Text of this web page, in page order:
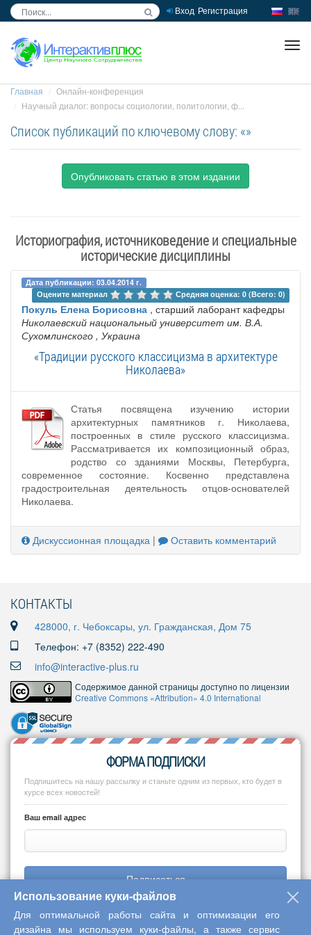
Вход Регистрация
Главная
Онлайн-конференция
Научный диалог: вопросы социологии, политологии, ф...
Список публикаций по ключевому слову: «»
Опубликовать статью в этом издании
Историография, источниковедение и специальные
исторические дисциплины
Дата публикации: 03.04.2014 г.
Оцените материал
Средняя оценка: 0 (Всего: 0)
Покуль Елена Борисовна , старший лаборант кафедры
Николаевский национальный университет им. В.А.
Сухомлинского , Украина
«Традиции русского классицизма в архитектуре
Николаева»
Статья посвящена изучению истории
архитектурных памятников г. Николаева,
построенных в стиле русского классицизма.
Рассматривается их композиционный образ,
родство со зданиями Москвы, Петербурга,
современное состояние. Косвенно представлена
градостроительная деятельность отцов-основателей
Николаева.
Дискуссионная площадка | Оставить комментарий
КОНТАКТЫ
428000, г. Чебоксары, ул. Гражданская, Дом 75
Телефон: +7 (8352) 222-490
info@interactive-plus.ru
Содержимое данной страницы доступно по лицензии
Creative Commons «Attribution» 4.0 International
ФОРМА ПОДПИСКИ
Подпишитесь на нашу рассылку и станьте одним из первых, кто будет в
курсе всех новостей!
Ваш email адрес
Подписаться
Использование куки-файлов
Для оптимальной работы сайта и оптимизации его
дизайна мы используем куки-файлы, а также сервис